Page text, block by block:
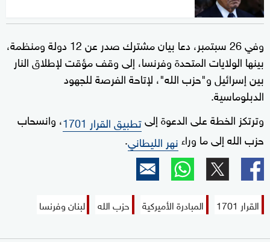
وفي 26 سبتمبر، دعا بيان مشترك صدر عن 12 دولة ومنظمة،
بينها الولايات المتحدة وفرنسا، إلى وقف مؤقت لإطلاق النار
بين إسرائيل و"حزب الله"، لإتاحة الفرصة للجهود
الدبلوماسية.
وترتكز الخطة على الدعوة إلىتطبيق القرار 1701
، وانسحاب
حزب الله إلى ما وراء نهر الليطاني.
القرار 1701 المبادرة الأميركية حزب الله لبنان وفرنسا